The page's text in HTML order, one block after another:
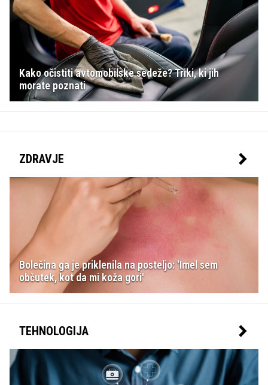
Kako očistiti avtomobilske sedeže? Triki, ki jih
morate poznati
ZDRAVJE
Bolečina ga je priklenila na posteljo: 'Imel sem
občutek, kot da mi koža gori'
TEHNOLOGIJA